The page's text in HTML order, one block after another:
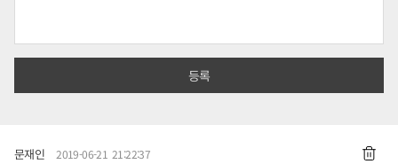
문재인 2019-06-21 21:22:37